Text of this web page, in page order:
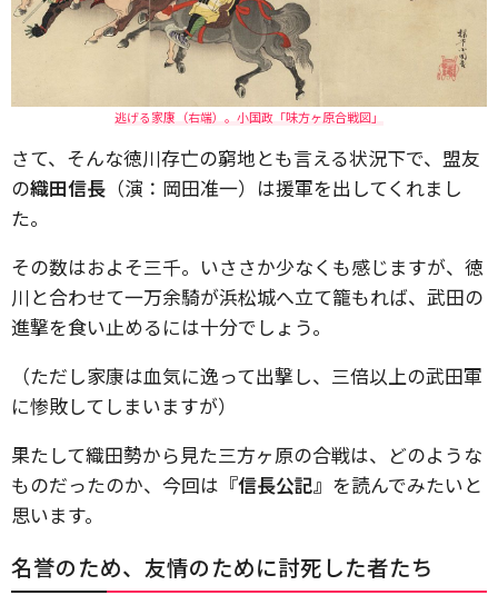
逃げる家康（右端）。小国政「味方ヶ原合戦図」
さて、そんな徳川存亡の窮地とも言える状況下で、盟友
の織田信長 （演：岡田准一）は援軍を出してくれまし
た。
その数はおよそ三千。いささか少なくも感じますが、徳
川と合わせて一万余騎が浜松城へ立て籠もれば、武田の
進撃を食い止めるには十分でしょう。
（ただし家康は血気に逸って出撃し、三倍以上の武田軍
に惨敗してしまいますが）
果たして織田勢から見た三方ヶ原の合戦は、どのような
ものだったのか、今回は 『信長公記』 を読んでみたいと
思います。
名誉のため、友情のために討死した者たち